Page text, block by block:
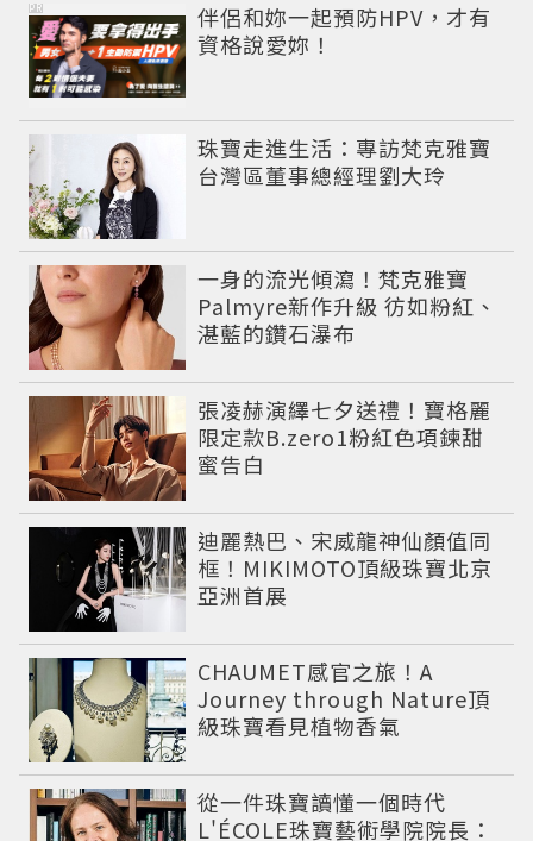
伴侶和妳一起預防HPV，才有
資格說愛妳！
PR
珠寶走進生活：專訪梵克雅寶
台灣區董事總經理劉大玲
一身的流光傾瀉！梵克雅寶
Palmyre新作升級 彷如粉紅、
湛藍的鑽石瀑布
張凌赫演繹七夕送禮！寶格麗
限定款B.zero1粉紅色項鍊甜
蜜告白
迪麗熱巴、宋威龍神仙顏值同
框！MIKIMOTO頂級珠寶北京
亞洲首展
CHAUMET感官之旅！A
Journey through Nature頂
級珠寶看見植物香氣
從一件珠寶讀懂一個時代
L'ÉCOLE珠寶藝術學院院長：